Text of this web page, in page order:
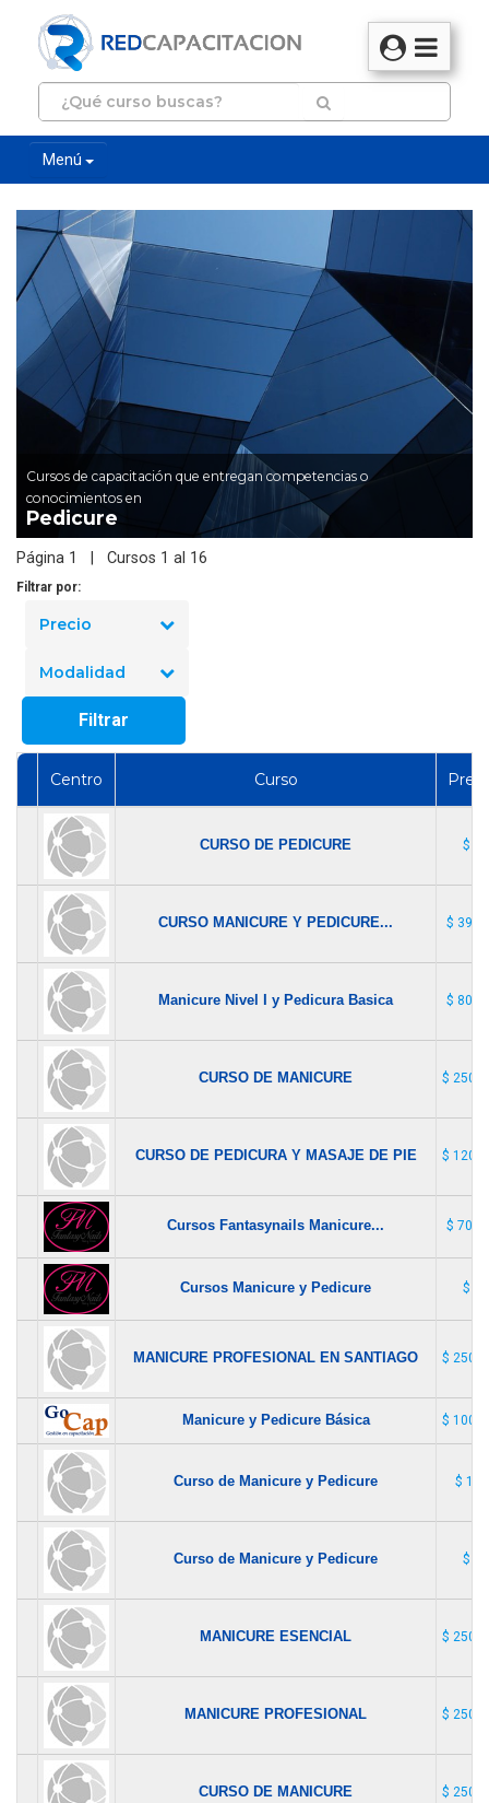
Menú
Cursos de capacitación que entregan competencias o
conocimientos en
Pedicure
Página 1 | Cursos 1 al 16
Filtrar por:
Precio
Modalidad
Filtrar
Centro Curso
CURSO DE PEDICURE $ 1
CURSO MANICURE Y PEDICURE... $
Manicure Nivel I y Pedicura Basica $
CURSO DE MANICURE $
CURSO DE PEDICURA Y MASAJE DE PIE $
Cursos Fantasynails Manicure... $
Cursos Manicure y Pedicure $ 1
MANICURE PROFESIONAL EN SANTIAGO $
Manicure y Pedicure Básica $
Curso de Manicure y Pedicure $ 110
Curso de Manicure y Pedicure $ 1
MANICURE ESENCIAL $
MANICURE PROFESIONAL $
CURSO DE MANICURE $